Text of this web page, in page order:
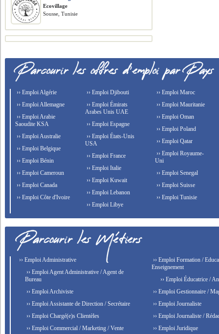
Ecovillage
Sousse, Tunisie
›› Emploi Algérie
›› Emploi Allemagne
›› Emploi Arabie
Saoudite KSA
›› Emploi Australie
›› Emploi Belgique
›› Emploi Bénin
›› Emploi Cameroun
›› Emploi Canada
›› Emploi Côte d'Ivoire
›› Emploi Djibouti
›› Emploi Émirats
Arabes Unis UAE
›› Emploi Espagne
›› Emploi États-Unis
USA
›› Emploi France
›› Emploi Italie
›› Emploi Kuwait
›› Emploi Lebanon
›› Emploi Libye
›› Emploi Maroc
›› Emploi Mauritanie
›› Emploi Oman
›› Emploi Poland
›› Emploi Qatar
›› Emploi Royaume-
Uni
›› Emploi Senegal
›› Emploi Suisse
›› Emploi Tunisie
›› Emploi Administrative
›› Emploi Agent Administrative / Agent de
Bureau
›› Emploi Archiviste
›› Emploi Assistante de Direction / Secrétaire
›› Emploi Chargé(e)s Clientèles
›› Emploi Commercial / Marketing / Vente
›› Emploi Formation /
Enseignement
›› Emploi Éducatrice /
›› Emploi Gestionnaire /
›› Emploi Journaliste
›› Emploi Journaliste /
›› Emploi Juridique